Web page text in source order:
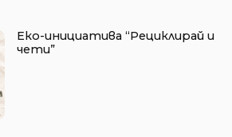
Еко-инициатива “Рециклирай и
чети”